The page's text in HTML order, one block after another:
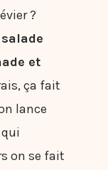
?
salade
et
ça fait
lance
qui
on se fait